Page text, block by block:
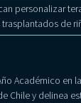
personalizar
de
Académico en
Chile y delinea